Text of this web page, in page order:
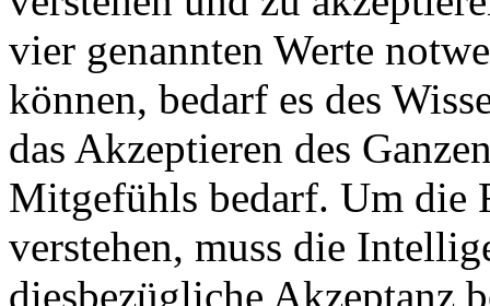
vier genannten Werte
können, bedarf es des
das Akzeptieren des
Mitgefühls bedarf. Um die
verstehen, muss die
diesbezügliche Akzeptanz